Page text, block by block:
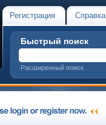
Регистрация Справка
Быстрый поиск
Расширенный поиск